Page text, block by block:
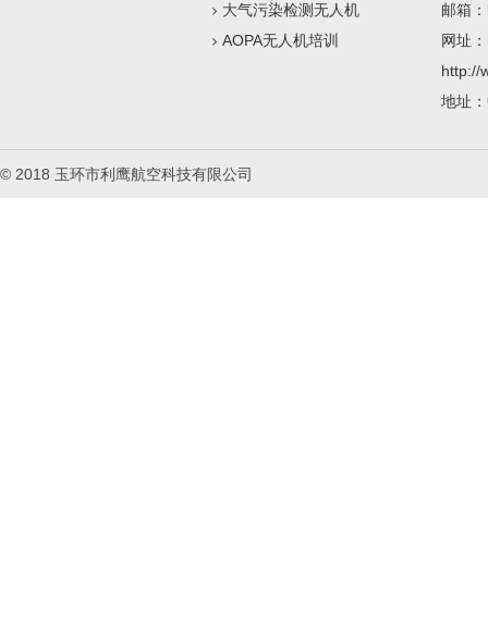
大气污染检测无人机
AOPA无人机培训
邮箱
网址
http://
地址
© 2018 玉环市利鹰航空科技有限公司